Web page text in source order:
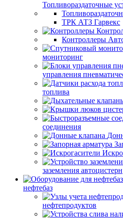
Топливораздаточные
ТРК АТЗ Гарвекс
Контроллеры
мониторинг
управления
топлива
соединения
заземления автоцистерн
нефтебаз
нефтепродуктов